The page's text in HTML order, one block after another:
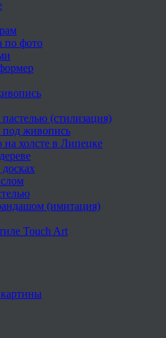
по фото
(стилизация)
под живопись
на холсте в Липецке
(имитация)
Touch Art